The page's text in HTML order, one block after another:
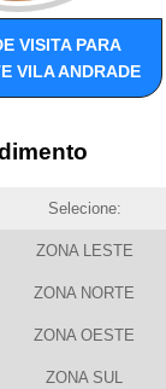
VISITA PARA
VILA ANDRADE
Selecione:
ZONA LESTE
ZONA NORTE
ZONA OESTE
ZONA SUL